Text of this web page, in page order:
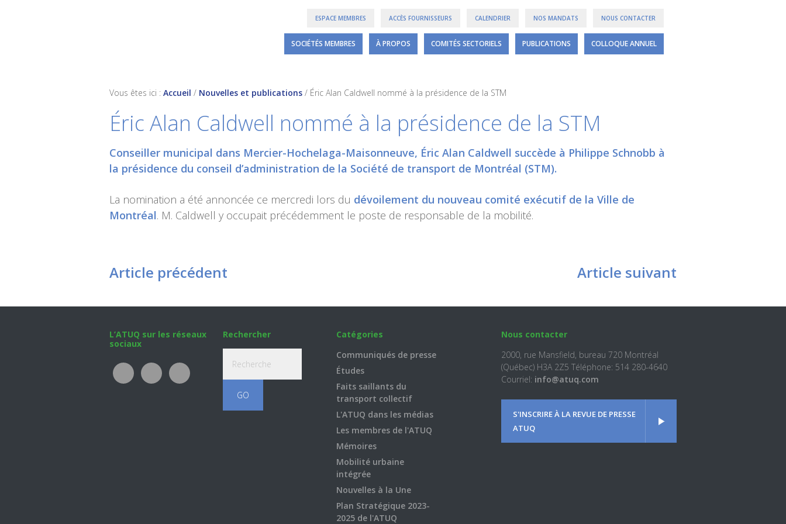
ESPACE MEMBRES ACCÈS FOURNISSEURS CALENDRIER NOS MANDATS NOUS CONTACTER
SOCIÉTÉS MEMBRES À PROPOS COMITÉS SECTORIELS PUBLICATIONS COLLOQUE ANNUEL
Vous êtes ici : Accueil / Nouvelles et publications / Éric Alan Caldwell nommé à la présidence de la STM
Éric Alan Caldwell nommé à la présidence de la STM
Conseiller municipal dans Mercier-Hochelaga-Maisonneuve, Éric Alan Caldwell succède à Philippe Schnobb à
la présidence du conseil d’administration de la Société de transport de Montréal (STM).
La nomination a été annoncée ce mercredi lors du dévoilement du nouveau comité exécutif de la Ville de
Montréal. M. Caldwell y occupait précédemment le poste de responsable de la mobilité.
Article précédent Article suivant
L’ATUQ sur les réseaux
sociaux
Rechercher
Catégories
Communiqués de presse
Études
Faits saillants du
transport collectif
L'ATUQ dans les médias
Les membres de l'ATUQ
Mémoires
Mobilité urbaine
intégrée
Nouvelles à la Une
Plan Stratégique 2023-
2025 de l'ATUQ
Nous contacter
2000, rue Mansfield, bureau 720 Montréal
(Québec) H3A 2Z5 Téléphone: 514 280-4640
Courriel: info@atuq.com
S'INSCRIRE À LA REVUE DE PRESSE
ATUQ